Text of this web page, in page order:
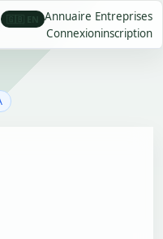
Annuaire Entreprises
Connexioninscription